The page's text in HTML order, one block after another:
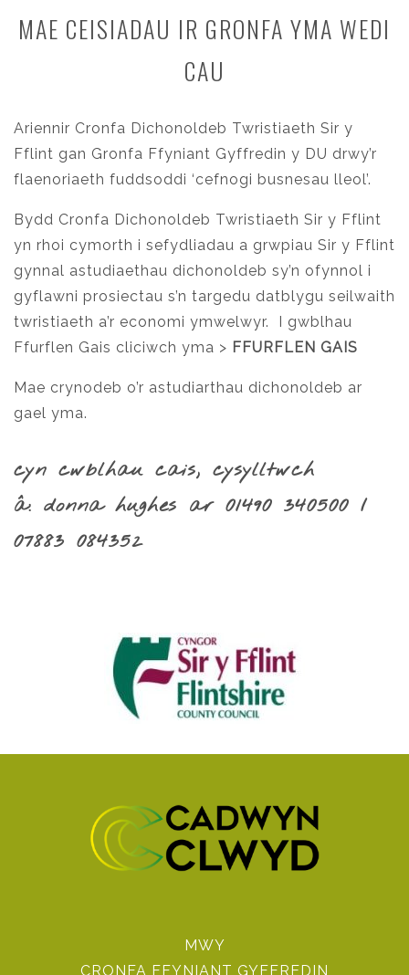
MAE CEISIADAU IR GRONFA YMA WEDI
CAU
Ariennir Cronfa Dichonoldeb Twristiaeth Sir y
Fflint gan Gronfa Ffyniant Gyffredin y DU drwy’r
flaenoriaeth fuddsoddi ‘cefnogi busnesau lleol’.
Bydd Cronfa Dichonoldeb Twristiaeth Sir y Fflint
yn rhoi cymorth i sefydliadau a grwpiau Sir y Fflint
gynnal astudiaethau dichonoldeb sy’n ofynnol i
gyflawni prosiectau s’n targedu datblygu seilwaith
twristiaeth a’r economi ymwelwyr. I gwblhau
Ffurflen Gais cliciwch yma > FFURFLEN GAIS
Mae crynodeb o’r astudiarthau dichonoldeb ar
gael yma.
cyn cwblhau cais, cysylltwch
â: donna hughes ar 01490 340500 /
07883 084352
MWY
CRONFA FFYNIANT GYFFREDIN